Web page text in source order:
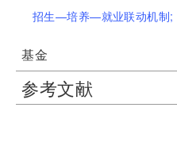
招生—培养—就业联动机制;
基金
参考文献